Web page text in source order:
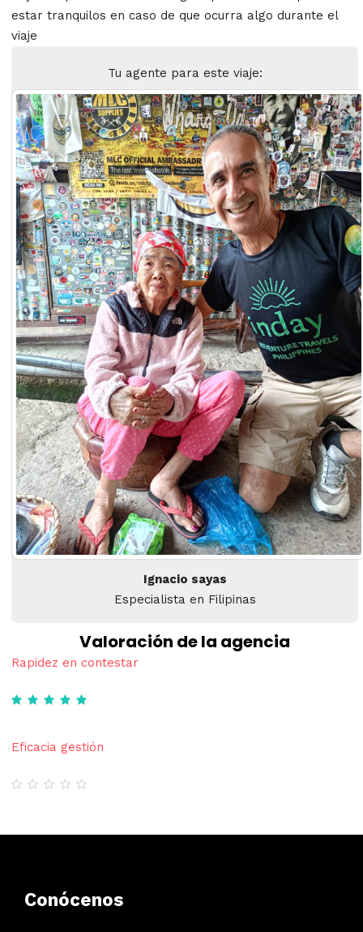
estar tranquilos en caso de que ocurra algo durante el
viaje
Tu agente para este viaje:
Ignacio sayas
Especialista en Filipinas
Valoración de la agencia
Rapidez en contestar
Eficacia gestión
Conócenos